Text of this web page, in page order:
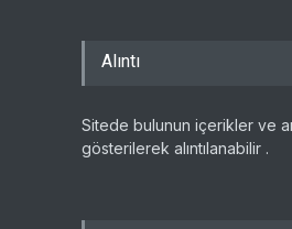
Alıntı
Sitede bulunun içerikler ve
gösterilerek alıntılanabilir .